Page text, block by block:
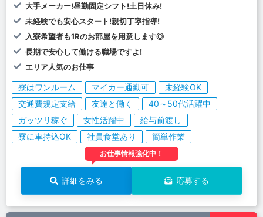
大手メーカー!昼勤固定シフト!土日休み!
未経験でも安心スタート!親切丁寧指導!
入寮希望者も1Rのお部屋を用意します◎
長期で安心して働ける職場ですよ!
エリア人気のお仕事
寮はワンルーム マイカー通勤可
未経験OK
交通費規定支給
友達と働く
40～50代活躍中
ガッツリ稼ぐ
女性活躍中
給与前渡し
寮に車持込OK
社員食堂あり 簡単作業
お仕事情報強化中！
詳細をみる 応募する